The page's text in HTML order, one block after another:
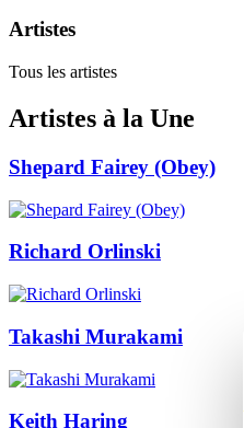
Artistes
Tous les artistes
Artistes à la Une
Shepard Fairey (Obey)
Richard Orlinski
Takashi Murakami
Keith Haring